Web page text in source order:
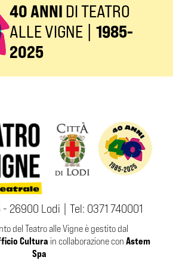
40 ANNI DI TEATRO
ALLE VIGNE | 1985-
2025
- 26900 Lodi | Tel: 0371 740001
del Teatro alle Vigne è gestito dal
Cultura in collaborazione con Astem
Spa